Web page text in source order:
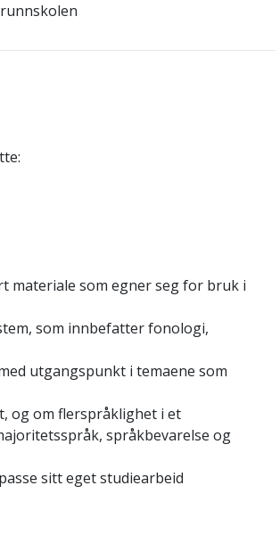
materiale som egner seg for bruk i
som innbefatter fonologi,
utgangspunkt i temaene som
og om flerspråklighet i et
språkbevarelse og
sitt eget studiearbeid